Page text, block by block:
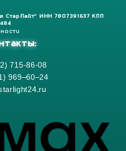
СтарЛайт" ИНН 7807391637 КПП
715-86-08
969–60–24